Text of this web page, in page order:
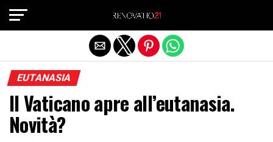
EUTANASIA
Il Vaticano apre all’eutanasia.
Novità?
Exit mobile version